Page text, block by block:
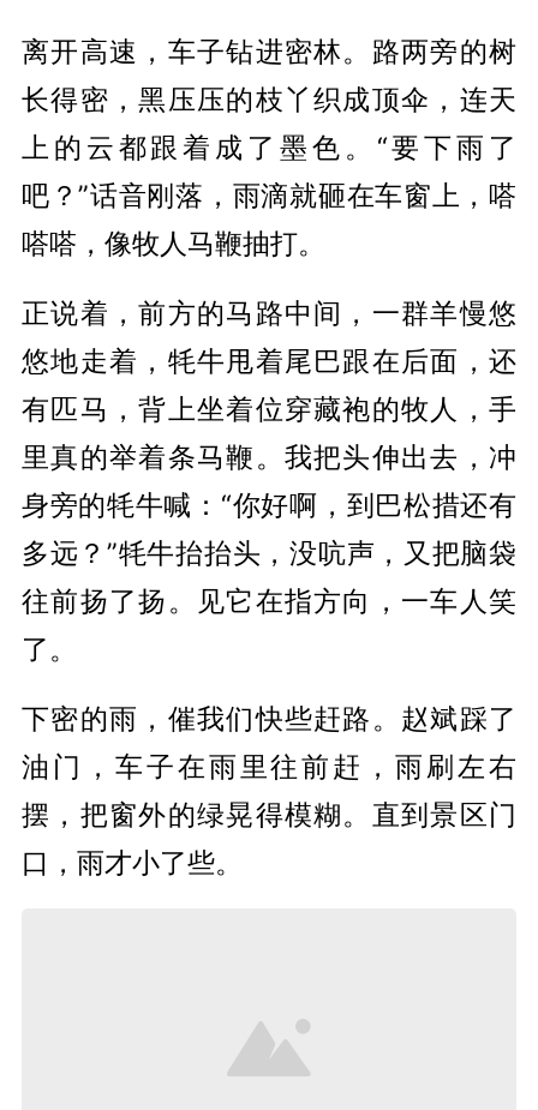
离开高速，车子钻进密林。路两旁的树
长得密，黑压压的枝丫织成顶伞，连天
上的云都跟着成了墨色。“要下雨了
吧？”话音刚落，雨滴就砸在车窗上，嗒
嗒嗒，像牧人马鞭抽打。
正说着，前方的马路中间，一群羊慢悠
悠地走着，牦牛甩着尾巴跟在后面，还
有匹马，背上坐着位穿藏袍的牧人，手
里真的举着条马鞭。我把头伸出去，冲
身旁的牦牛喊：“你好啊，到巴松措还有
多远？”牦牛抬抬头，没吭声，又把脑袋
往前扬了扬。见它在指方向，一车人笑
了。
下密的雨，催我们快些赶路。赵斌踩了
油门，车子在雨里往前赶，雨刷左右
摆，把窗外的绿晃得模糊。直到景区门
口，雨才小了些。